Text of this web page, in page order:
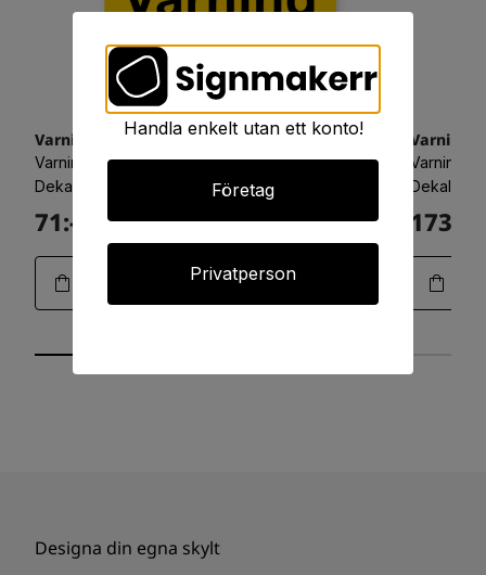
Varning för heta ytor
Varningsskyltar, 105x148
Dekal
71:- Art.01-0636
Varning,
Dekal
173:-
Designa din egna skylt
Handla enkelt utan ett konto!
Företag
Privatperson